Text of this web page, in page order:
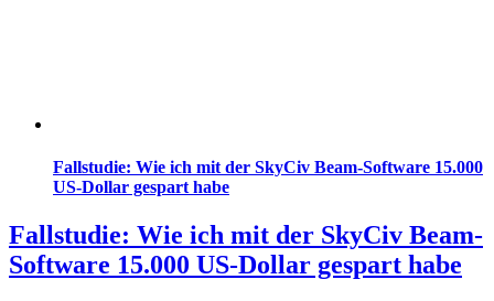
Fallstudie: Wie ich mit der SkyCiv Beam-Software 15.000
US-Dollar gespart habe
Fallstudie: Wie ich mit der SkyCiv Beam-
Software 15.000 US-Dollar gespart habe